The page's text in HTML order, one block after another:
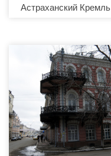
Астраханский Кремль